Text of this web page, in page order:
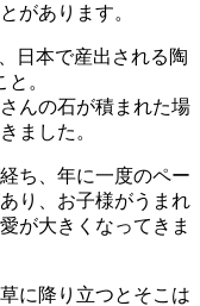
があります。
日本で産出される陶
。
んの石が積まれた場
ました。
ち、年に一度のペー
り、お子様がうまれ
が大きくなってきま
に降り立つとそこは